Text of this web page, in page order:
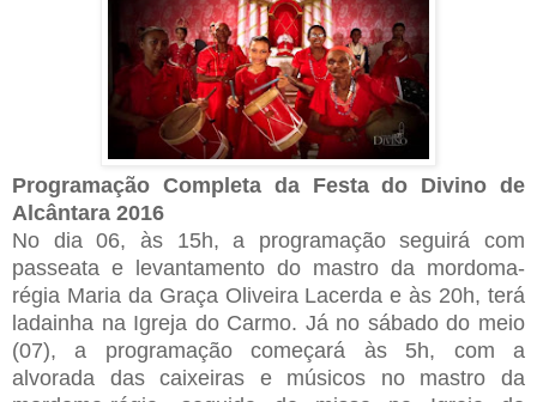
Programação Completa da Festa do Divino de
Alcântara 2016
No dia 06, às 15h, a programação seguirá com
passeata e levantamento do mastro da mordoma-
régia Maria da Graça Oliveira Lacerda e às 20h, terá
ladainha na Igreja do Carmo. Já no sábado do meio
(07), a programação começará às 5h, com a
alvorada das caixeiras e músicos no mastro da